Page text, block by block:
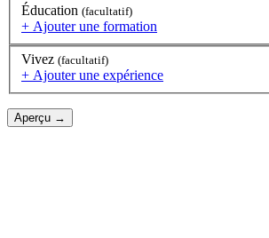
Éducation (facultatif)
+ Ajouter une formation
Vivez (facultatif)
+ Ajouter une expérience